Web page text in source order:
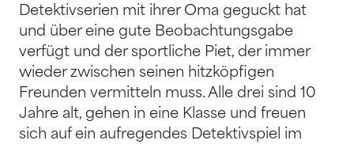
Detektivserien mit ihrer Oma geguckt hat
und über eine gute Beobachtungsgabe
verfügt und der sportliche Piet, der immer
wieder zwischen seinen hitzköpfigen
Freunden vermitteln muss. Alle drei sind 10
Jahre alt, gehen in eine Klasse und freuen
sich auf ein aufregendes Detektivspiel im